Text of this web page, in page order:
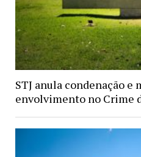
STJ anula condenação e
envolvimento no Crime